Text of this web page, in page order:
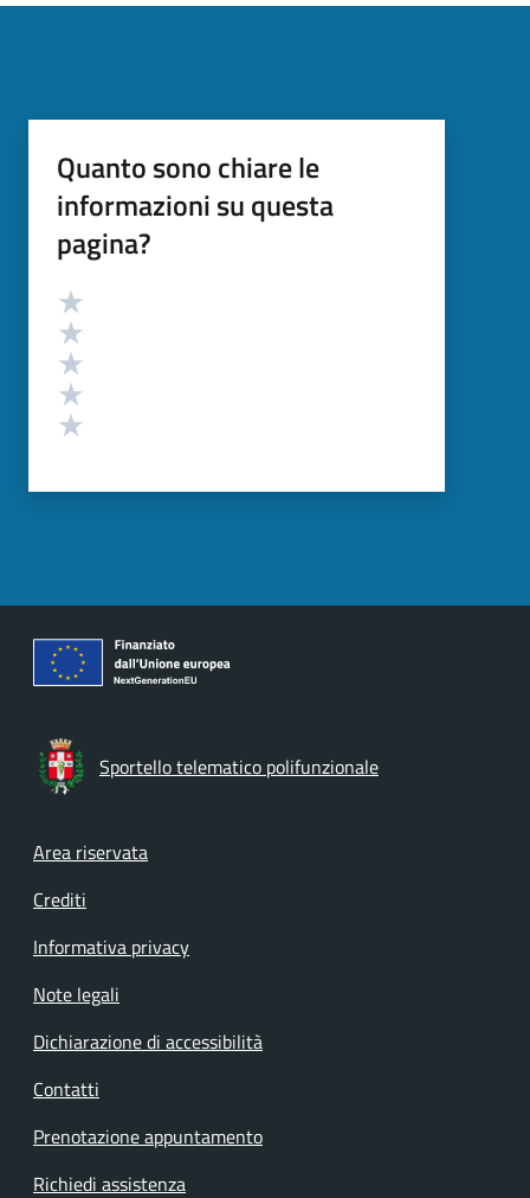
Quanto sono chiare le
informazioni su questa
pagina?
Valutazione
Sportello telematico polifunzionale
Footer menu
Area riservata
Crediti
Informativa privacy
Note legali
Dichiarazione di accessibilità
Contatti
Prenotazione appuntamento
Richiedi assistenza